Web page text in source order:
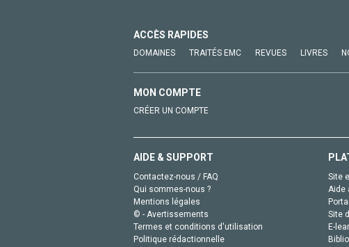
ACCÈS RAPIDES
DOMAINES TRAITÉS EMC REVUES LIVRES
MON COMPTE
CRÉER UN COMPTE
AIDE & SUPPORT
Contactez-nous / FAQ
Qui sommes-nous ?
Mentions légales
© - Avertissements
Termes et conditions d'utilisation
Politique rédactionnelle
Site
Aide
Site
E-